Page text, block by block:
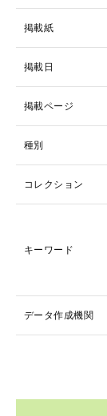
掲載紙
掲載日
掲載ページ
種別
コレクション
キーワード
データ作成機関